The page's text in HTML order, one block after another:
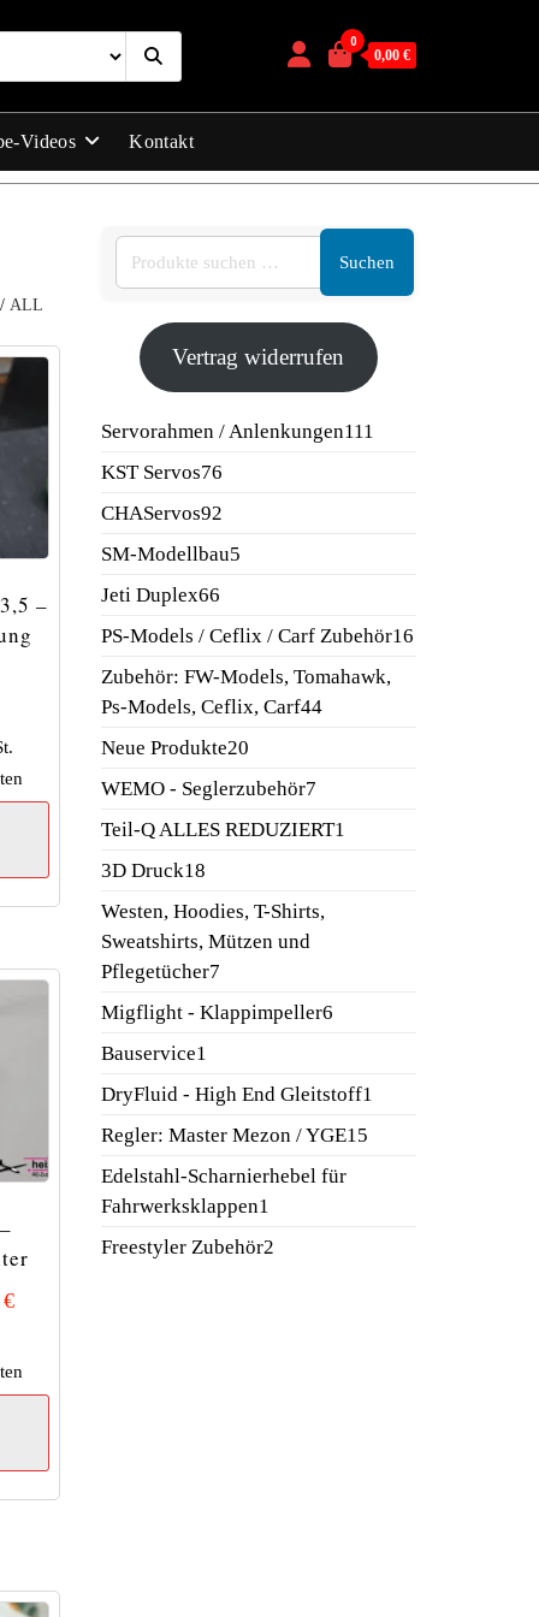
0
0,00 €
Videos Kontakt
/ ALL
–
€
Dieses
mehrere
Varianten
können
Suchen
Vertrag widerrufen
Servorahmen / Anlenkungen111
KST Servos7676
CHAServos9292
SM-Modellbau55
Jeti Duplex6666
Produkte
PS-Models / Ceflix / Carf Zubehör1616
Zubehör: FW-Models, Tomahawk,
Ps-Models, Ceflix, Carf4444
Neue Produkte2020
Produkte
WEMO - Seglerzubehör77
Teil-Q ALLES REDUZIERT1
3D Druck1818
Produkte
Westen, Hoodies, T-Shirts,
Sweatshirts, Mützen und
Pflegetücher77
Produkte
Migflight - Klappimpeller66
Bauservice1
Produkt
DryFluid - High End Gleitstoff1
Regler: Master Mezon / YGE1515
Edelstahl-Scharnierhebel für
Fahrwerksklappen1
Freestyler Zubehör22